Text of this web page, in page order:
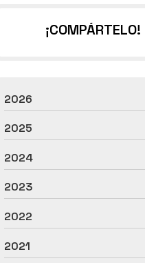
¡COMPÁRTELO!
2026
2025
2024
2023
2022
2021